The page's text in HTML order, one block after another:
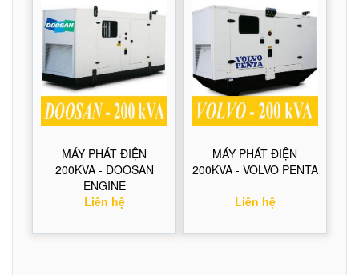
MÁY PHÁT ĐIỆN
200KVA - DOOSAN
ENGINE
Liên hệ
MÁY PHÁT ĐIỆN
200KVA - VOLVO PENTA
Liên hệ